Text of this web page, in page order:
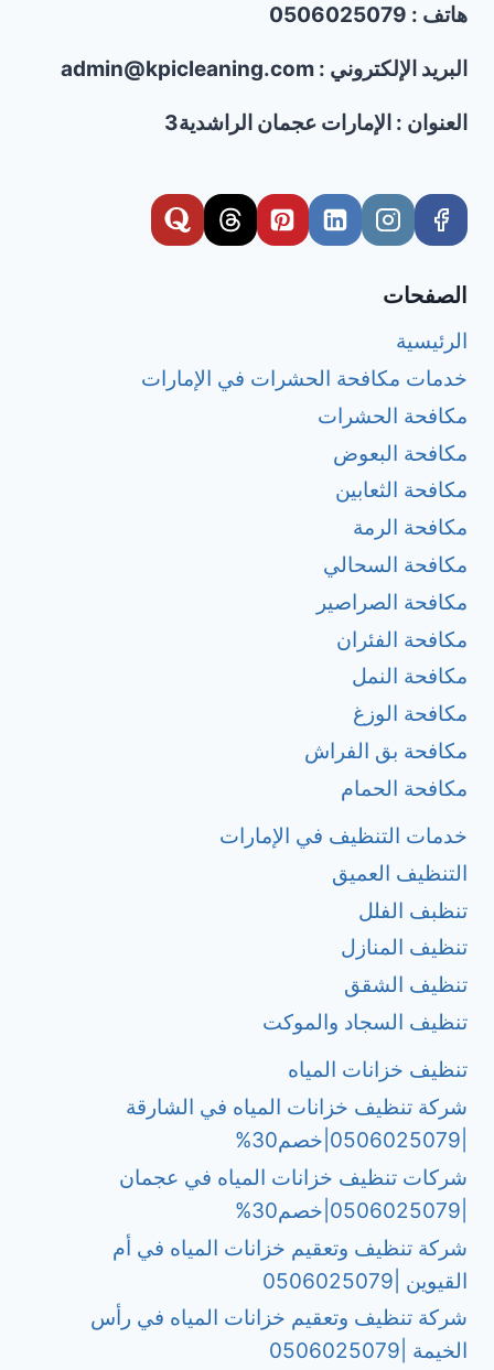
هاتف : 0506025079
البريد الإلكتروني : admin@kpicleaning.com
العنوان : الإمارات عجمان الراشدية3
الصفحات
الرئيسية
خدمات مكافحة الحشرات في الإمارات
مكافحة الحشرات
مكافحة البعوض
مكافحة الثعابين
مكافحة الرمة
مكافحة السحالي
مكافحة الصراصير
مكافحة الفئران
مكافحة النمل
مكافحة الوزغ
مكافحة بق الفراش
مكافحة الحمام
خدمات التنظيف في الإمارات
التنظيف العميق
تنظبف الفلل
تنظيف المنازل
تنظيف الشقق
تنظيف السجاد والموكت
تنظيف خزانات المياه
شركة تنظيف خزانات المياه في الشارقة
شركات تنظيف خزانات المياه في عجمان
شركة تنظيف وتعقيم خزانات المياه في أم
القيوين |0506025079
شركة تنظيف وتعقيم خزانات المياه في رأس
الخيمة |0506025079